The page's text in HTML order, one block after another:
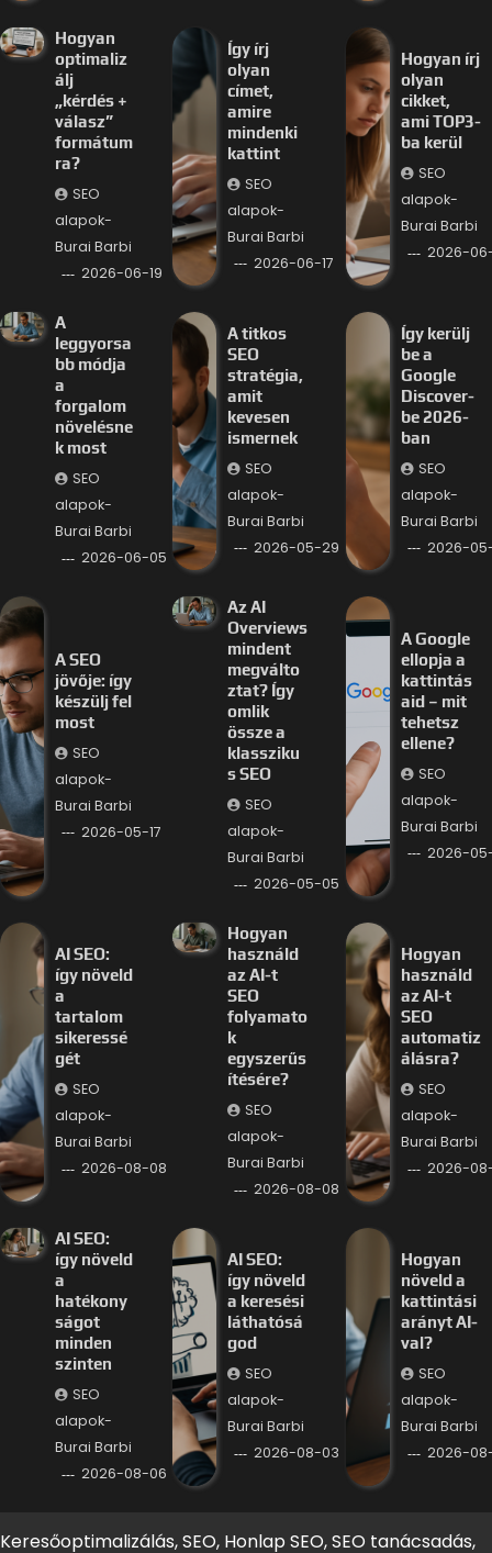
Hogyan
optimaliz
álj
„kérdés +
válasz”
formátum
ra?
SEO
alapok-
Burai Barbi
2026-06-19
Így írj
olyan
címet,
amire
mindenki
kattint
SEO
alapok-
Burai Barbi
2026-06-17
Hogyan írj
olyan
cikket,
ami TOP3-
ba kerül
SEO
alapok-
Burai Barbi
2026-06-
A
leggyorsa
bb módja
a
forgalom
növelésne
k most
SEO
alapok-
Burai Barbi
2026-06-05
A titkos
SEO
stratégia,
amit
kevesen
ismernek
SEO
alapok-
Burai Barbi
2026-05-29
Így kerülj
be a
Google
Discover-
be 2026-
ban
SEO
alapok-
Burai Barbi
2026-
A SEO
jövője: így
készülj fel
most
SEO
alapok-
Burai Barbi
2026-05-17
Az AI
Overviews
mindent
megválto
ztat? Így
omlik
össze a
klassziku
s SEO
SEO
alapok-
Burai Barbi
2026-05-05
A Google
ellopja a
kattintás
aid – mit
tehetsz
ellene?
SEO
alapok-
Burai Barbi
2026-
AI SEO:
így növeld
a
tartalom
sikeressé
gét
SEO
alapok-
Burai Barbi
2026-08-08
Hogyan
használd
az AI-t
SEO
folyamato
k
egyszerűs
ítésére?
SEO
alapok-
Burai Barbi
2026-08-08
Hogyan
használd
az AI-t
SEO
automatiz
álásra?
SEO
alapok-
Burai Barbi
2026-
AI SEO:
így növeld
a
hatékony
ságot
minden
szinten
SEO
alapok-
Burai Barbi
2026-08-06
AI SEO:
így növeld
a keresési
láthatósá
god
SEO
alapok-
Burai Barbi
2026-08-03
Hogyan
növeld a
kattintási
arányt AI-
val?
SEO
alapok-
Burai Barbi
2026-
Keresőoptimalizálás, SEO, Honlap SEO, SEO tanácsadás,